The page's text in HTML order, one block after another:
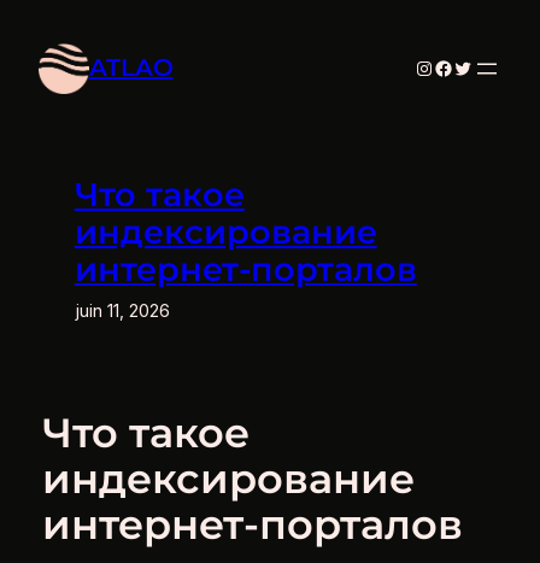
contenu
ATLAO Instagram
Facebook
Twitter
Что такое
индексирование
интернет-порталов
juin 11, 2026
Что такое
индексирование
интернет-порталов